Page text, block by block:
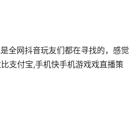
全网抖音玩友们都在寻找的，感觉
支付宝,手机快手机游戏戏直播策